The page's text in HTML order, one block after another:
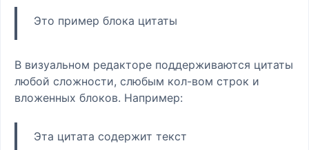
Это пример блока цитаты
В визуальном редакторе поддерживаются цитаты
любой сложности, слюбым кол-вом строк и
вложенных блоков. Например:
Эта цитата содержит текст